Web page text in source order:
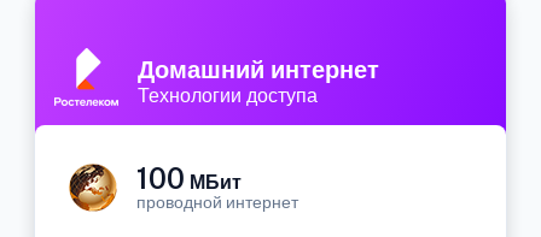
Домашний интернет
Технологии доступа
100 МБит
проводной интернет